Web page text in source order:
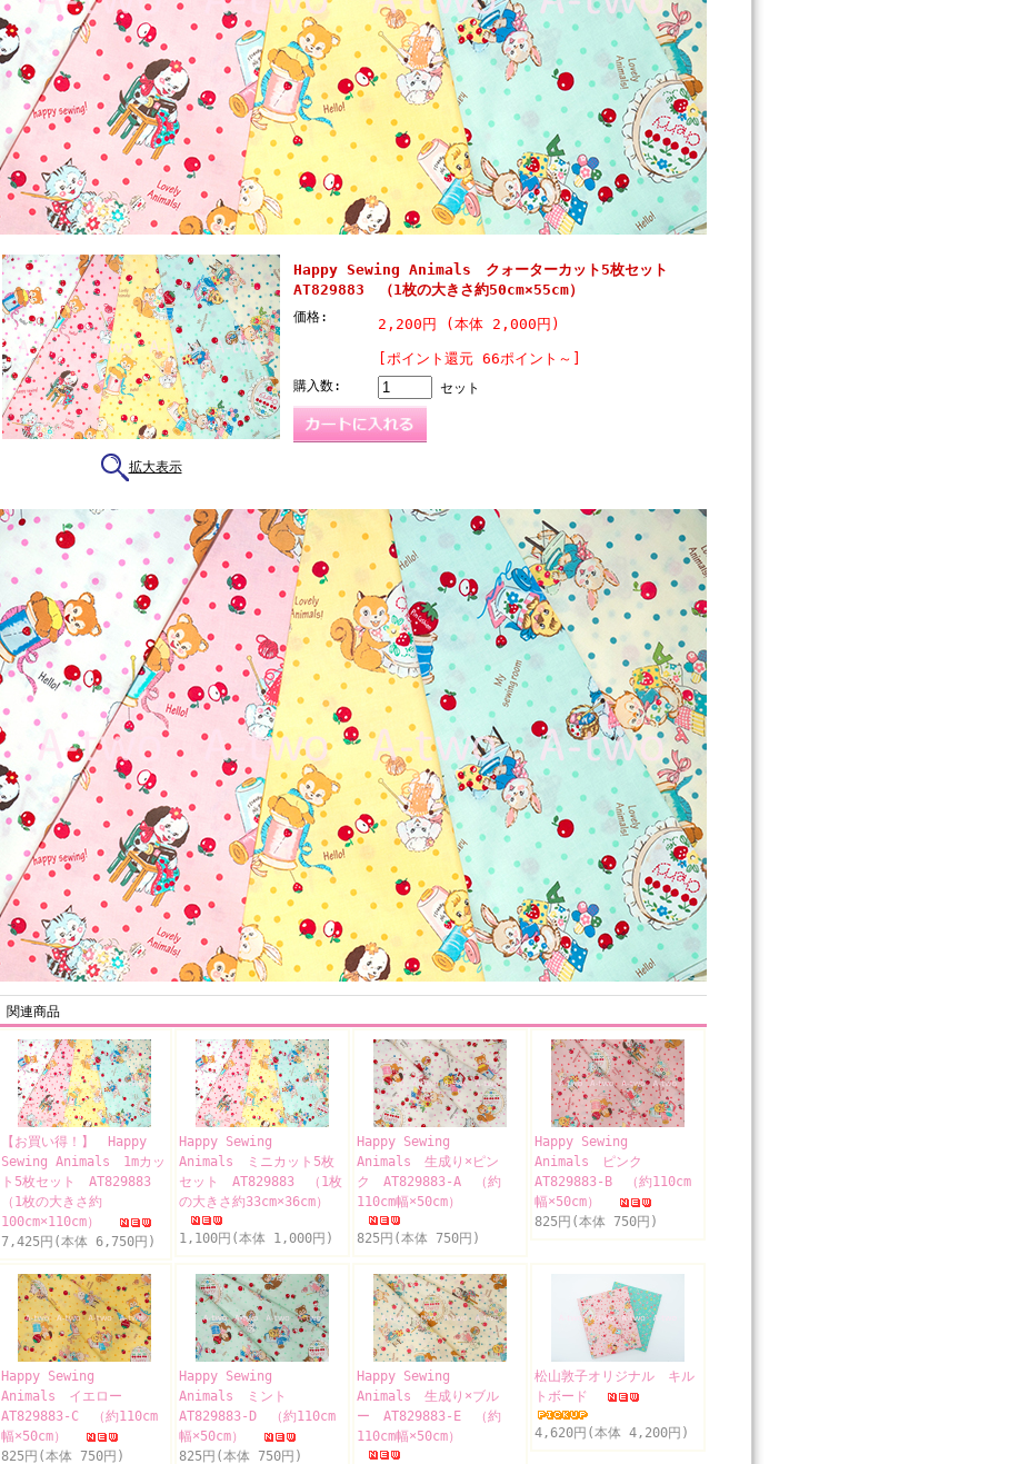
拡大表示
Happy Sewing Animals クォーターカット5枚セット
AT829883 （1枚の大きさ約50cm×55cm）
価格: 2,200円 (本体 2,000円)
[ポイント還元 66ポイント～]
購入数: セット
関連商品
【お買い得！】 Happy
Sewing Animals 1mカッ
ト5枚セット AT829883
（1枚の大きさ約
100cm×110cm）
7,425円(本体 6,750円)
Happy Sewing
Animals ミニカット5枚
セット AT829883 （1枚
の大きさ約33cm×36cm）
1,100円(本体 1,000円)
Happy Sewing
Animals 生成り×ピン
ク AT829883-A （約
110cm幅×50cm）
825円(本体 750円)
Happy Sewing
Animals ピンク
AT829883-B （約110cm
幅×50cm）
825円(本体 750円)
Happy Sewing
Animals イエロー
AT829883-C （約110cm
幅×50cm）
825円(本体 750円)
Happy Sewing
Animals ミント
AT829883-D （約110cm
幅×50cm）
825円(本体 750円)
Happy Sewing
Animals 生成り×ブル
ー AT829883-E （約
110cm幅×50cm）
松山敦子オリジナル キル
トボード
4,620円(本体 4,200円)